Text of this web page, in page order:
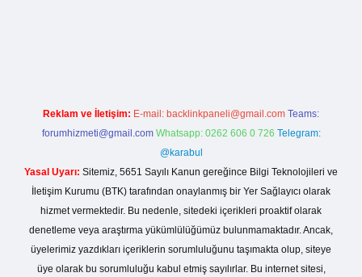
Reklam ve İletişim: E-mail: backlinkpaneli@gmail.com Teams:
forumhizmeti@gmail.com Whatsapp: 0262 606 0 726 Telegram:
@karabul
Yasal Uyarı: Sitemiz, 5651 Sayılı Kanun gereğince Bilgi Teknolojileri ve
İletişim Kurumu (BTK) tarafından onaylanmış bir Yer Sağlayıcı olarak
hizmet vermektedir. Bu nedenle, sitedeki içerikleri proaktif olarak
denetleme veya araştırma yükümlülüğümüz bulunmamaktadır. Ancak,
üyelerimiz yazdıkları içeriklerin sorumluluğunu taşımakta olup, siteye
üye olarak bu sorumluluğu kabul etmiş sayılırlar. Bu internet sitesi,